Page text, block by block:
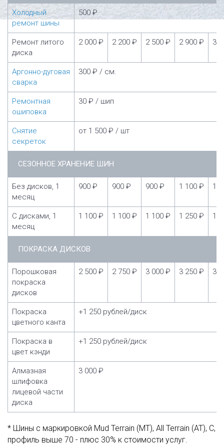
Холодный
ремонт шины
500 ₽
Ремонт литого
диска
2 000 ₽ 2 200 ₽ 2 500 ₽ 2 900 ₽ 3
Аргонно-дуговая
сварка
300 ₽ / см.
Ремонтная
ошиповка
30 ₽ / шип
Снятие
секреток
от 1 500 ₽ / шт
СЕЗОННОЕ ХРАНЕНИЕ ШИН
Без дисков, 1
месяц
900 ₽ 900 ₽ 900 ₽ 1 100 ₽ 1
С дисками, 1
месяц
1 100 ₽ 1 100 ₽ 1 100 ₽ 1 250 ₽ 1
ПОКРАСКА ДИСКОВ
Порошковая
покраска
дисков
2 500 ₽ 2 750 ₽ 3 000 ₽ 3 250 ₽ 3
Покраска
цветного канта
+1 250 рублей/диск
Покраска в
цвет кэнди
+1 250 рублей/диск
Алмазная
шлифовка
лицевой части
диска
3 000 ₽
* Шины с маркировкой Mud Terrain (MT), All Terrain (AT), C,
профиль выше 70 - плюс 30% к стоимости услуг.